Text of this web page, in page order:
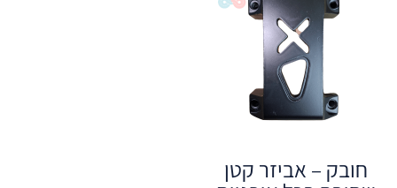
חובק – אביזר קטן